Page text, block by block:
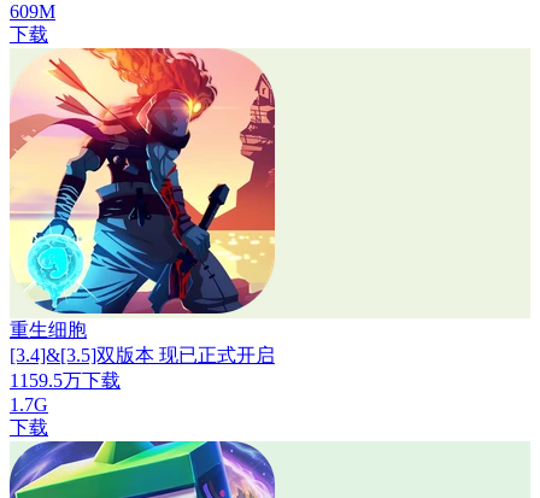
609M
下载
重生细胞
[3.4]&[3.5]双版本 现已正式开启
1159.5万下载
1.7G
下载